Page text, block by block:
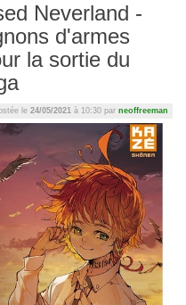
Neverland -
d'armes
la sortie du
le 24/05/2021 à 10:30 par neoffreeman